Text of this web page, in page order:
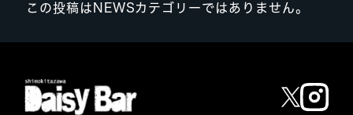
この投稿はNEWSカテゴリーではありません。